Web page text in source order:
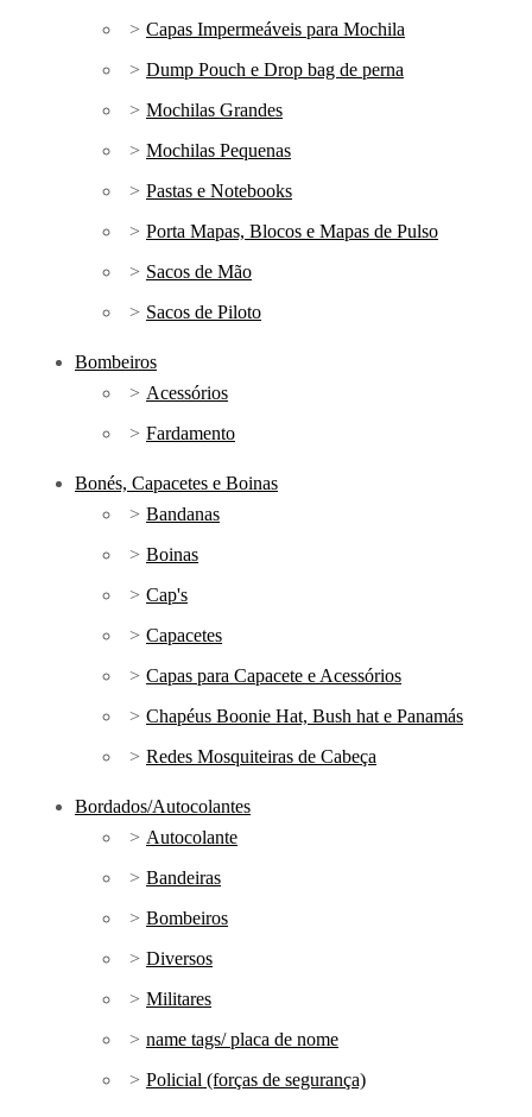
Capas Impermeáveis para Mochila
Dump Pouch e Drop bag de perna
Mochilas Grandes
Mochilas Pequenas
Pastas e Notebooks
Porta Mapas, Blocos e Mapas de Pulso
Sacos de Mão
Sacos de Piloto
Bombeiros
Acessórios
Fardamento
Bonés, Capacetes e Boinas
Bandanas
Boinas
Cap's
Capacetes
Capas para Capacete e Acessórios
Chapéus Boonie Hat, Bush hat e Panamás
Redes Mosquiteiras de Cabeça
Bordados/Autocolantes
Autocolante
Bandeiras
Bombeiros
Diversos
Militares
name tags/ placa de nome
Policial (forças de segurança)